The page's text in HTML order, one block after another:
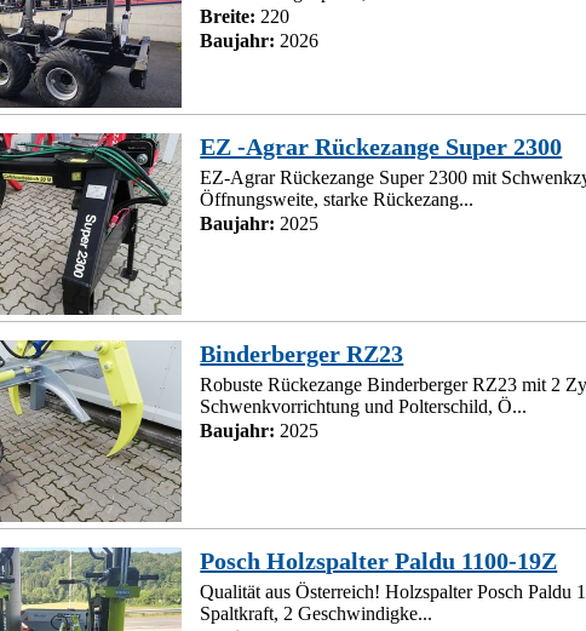
Breite: 220
Baujahr: 2026
EZ -Agrar Rückezange Super 2300
EZ-Agrar Rückezange Super 2300 mit
Öffnungsweite, starke Rückezang...
Baujahr: 2025
Binderberger RZ23
Robuste Rückezange Binderberger RZ23 mit 2
Schwenkvorrichtung und Polterschild, Ö...
Baujahr: 2025
Posch Holzspalter Paldu 1100-19Z
Qualität aus Österreich! Holzspalter Posch Paldu
Spaltkraft, 2 Geschwindigke...